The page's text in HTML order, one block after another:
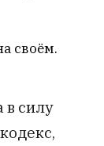
своём.
в силу